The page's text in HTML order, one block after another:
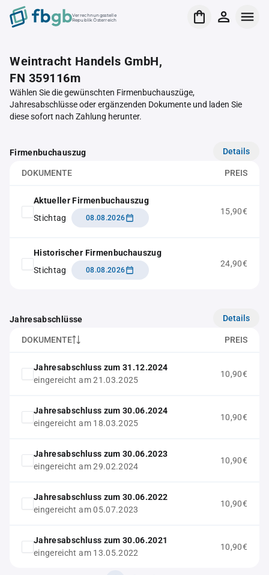
Verrechnungsstelle
Republik Österreich
Weintracht Handels GmbH,
FN 359116m
Wählen Sie die gewünschten Firmenbuchauszüge,
Jahresabschlüsse oder ergänzenden Dokumente und laden Sie
diese sofort nach Zahlung herunter.
Firmenbuchauszug Details
DOKUMENTE PREIS
Aktueller Firmenbuchauszug
Stichtag
08.08.2026
15,90€
Historischer Firmenbuchauszug
Stichtag
08.08.2026
24,90€
Jahresabschlüsse Details
DOKUMENTE PREIS
Jahresabschluss zum 31.12.2024
eingereicht am 21.03.2025
10,90€
Jahresabschluss zum 30.06.2024
eingereicht am 18.03.2025
10,90€
Jahresabschluss zum 30.06.2023
eingereicht am 29.02.2024
10,90€
Jahresabschluss zum 30.06.2022
eingereicht am 05.07.2023
10,90€
Jahresabschluss zum 30.06.2021
eingereicht am 13.05.2022
10,90€